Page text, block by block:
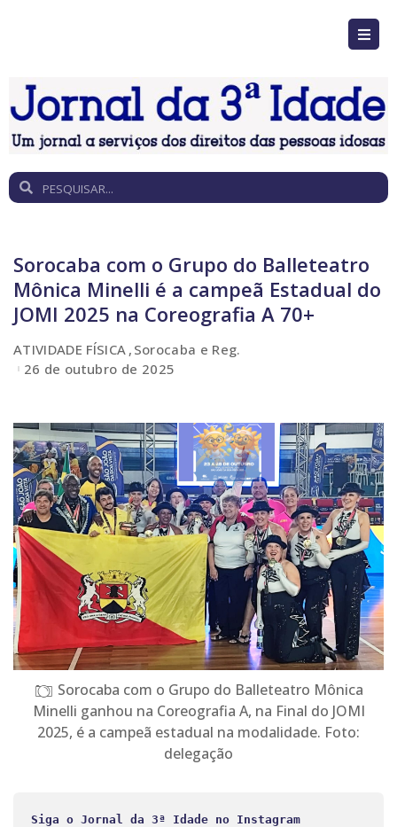
Sorocaba com o Grupo do Balleteatro
Mônica Minelli é a campeã Estadual do
JOMI 2025 na Coreografia A 70+
ATIVIDADE FÍSICA Sorocaba e Reg.
26 de outubro de 2025
Sorocaba com o Grupo do Balleteatro Mônica
Minelli ganhou na Coreografia A, na Final do JOMI
2025, é a campeã estadual na modalidade. Foto:
delegação
Siga o Jornal da 3ª Idade no Instagram